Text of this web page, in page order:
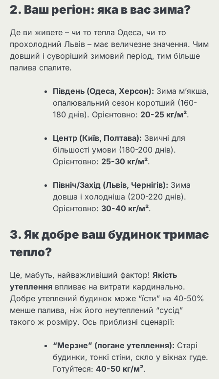
2. Ваш регіон: яка в вас зима?
Де ви живете – чи то тепла Одеса, чи то
прохолодний Львів – має величезне значення. Чим
довший і суворіший зимовий період, тим більше
палива спалите.
Південь (Одеса, Херсон): Зима м’якша,
опалювальний сезон коротший (160-
180 днів). Орієнтовно: 20-25 кг/м².
Центр (Київ, Полтава): Звичні для
більшості умови (180-200 днів).
Орієнтовно: 25-30 кг/м².
Північ/Захід (Львів, Чернігів): Зима
довша і холодніша (200-220 днів).
Орієнтовно: 30-40 кг/м².
3. Як добре ваш будинок тримає
тепло?
Це, мабуть, найважливіший фактор! Якість
утеплення впливає на витрати кардинально.
Добре утеплений будинок може “їсти” на 40-50%
менше палива, ніж його неутеплений “сусід”
такого ж розміру. Ось приблизні сценарії:
“Мерзне” (погане утеплення): Старі
будинки, тонкі стіни, скло у вікнах гуде.
Готуйтеся: 40-50 кг/м².